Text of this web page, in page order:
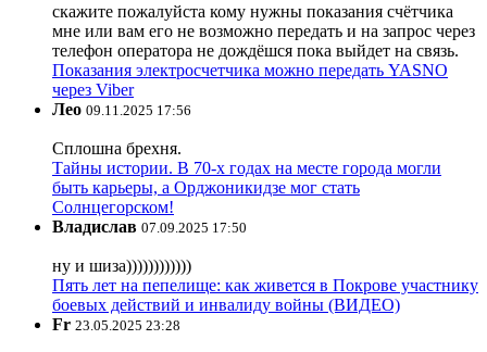
скажите пожалуйста кому нужны показания счётчика
мне или вам его не возможно передать и на запрос через
телефон оператора не дождёшся пока выйдет на связь.
Показания электросчетчика можно передать YASNO
через Viber
Лео 09.11.2025 17:56
Сплошна брехня.
Тайны истории. В 70-х годах на месте города могли
быть карьеры, а Орджоникидзе мог стать
Солнцегорском!
Владислав 07.09.2025 17:50
ну и шиза))))))))))))
Пять лет на пепелище: как живется в Покрове участнику
боевых действий и инвалиду войны (ВИДЕО)
Fr 23.05.2025 23:28